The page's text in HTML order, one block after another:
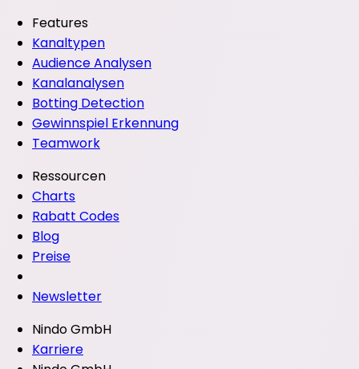
Features
Kanaltypen
Audience Analysen
Kanalanalysen
Botting Detection
Gewinnspiel Erkennung
Teamwork
Ressourcen
Charts
Rabatt Codes
Blog
Preise
Newsletter
Nindo GmbH
Karriere